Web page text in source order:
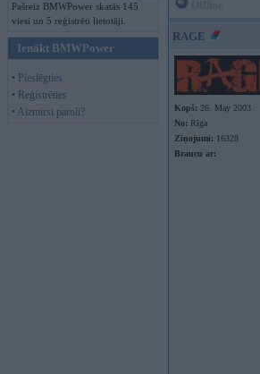
Pašreiz BMWPower skatās 145
viesi un 5 reģistrēti lietotāji.
Ienākt BMWPower
• Pieslēgties
• Reģistrēties
• Aizmirsi paroli?
RAGE
Kopš: 26. May 2003
No: Rīga
Ziņojumi: 16328
Braucu ar: